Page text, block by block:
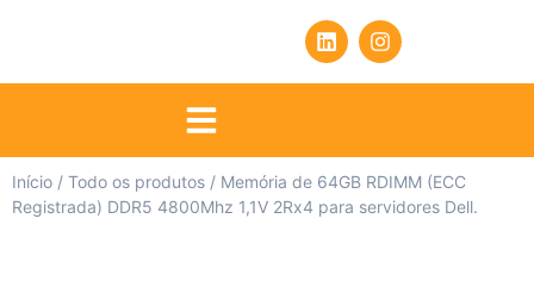
Início / Todo os produtos / Memória de 64GB RDIMM (ECC
Registrada) DDR5 4800Mhz 1,1V 2Rx4 para servidores Dell.